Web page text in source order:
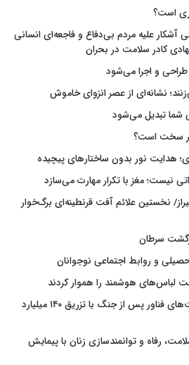
است؟
آشکار علیه مردم بی‌دفاع و فاجعه‌ای انسانی
کادر سلامت در بحران
طراحی و اجرا می‌شود
نشانه‌ای از عصر انزوای خاموش
شما تبدیل می‌شود
سخت است؟
هدایت نور بدون ساختارهای پیچیده
نیست؛ مغز با تکرار مهارت می‌سازد
نخستین علائم آفت قرنطینه‌ای برگ‌خوار
سرطان
و روابط اجتماعی نوجوانان
لباس‌های هوشمند را هموار کردند
مهار موج تعدیل نیروی شرکت‌های فناور پس از جنگ با تزریق ۱۴۰ میلیارد
رفاه و توانمندسازی زنان با پیمایش